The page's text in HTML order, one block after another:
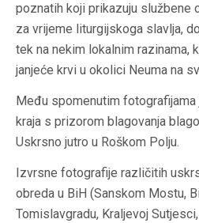
poznatih koji prikazuju službene
za vrijeme liturgijskoga slavlja,
tek na nekim lokalnim razinama,
janjeće krvi u okolici Neuma na
Među spomenutim
kraja s prizorom blagovanja
Uskrsno jutro u Roškom Polju.
Izvrsne fotografije različitih
obreda u BiH (Sanskom Mostu,
Tomislavgradu, Kraljevoj